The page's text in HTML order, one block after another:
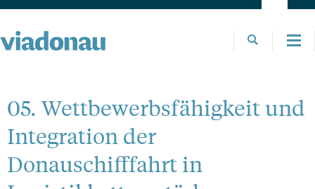
05. Wettbewerbsfähigkeit und
Integration der
Donauschifffahrt in